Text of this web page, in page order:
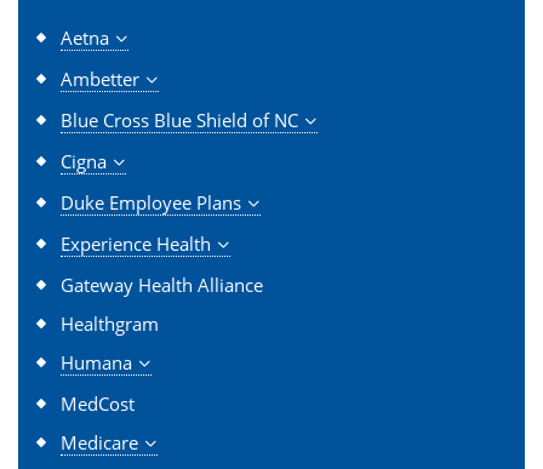
Aetna
Ambetter
Blue Cross Blue Shield of NC
Cigna
Duke Employee Plans
Experience Health
Gateway Health Alliance
Healthgram
Humana
MedCost
Medicare